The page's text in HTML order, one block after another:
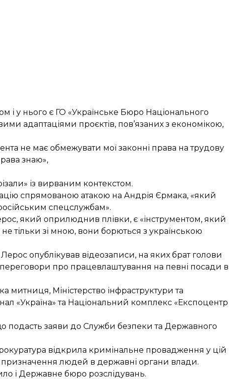
у нього є ГО «Українське Бюро Національного
адаптаціями проєктів, пов’язаних з економікою,
не має обмежувати мої законні права на трудову
знаю»,
із вирваним контекстом.
спрямованою атакою на Андрія Єрмака, «який
спецслужбам».
який оприлюднив плівки, є «інструментом, який
тільки зі мною, вони борються з українською
опублікував відеозаписи, на яких брат голови
про працевлаштування на певні посади в
митниця, Міністерство інфраструктури та
«Україна» та Національний комплекс «Експоцентр
подасть заяви до Служби безпеки та Державного
відкрила кримінальне провадження у цій
призначення людей в державні органи влади.
і Державне бюро розслідувань.